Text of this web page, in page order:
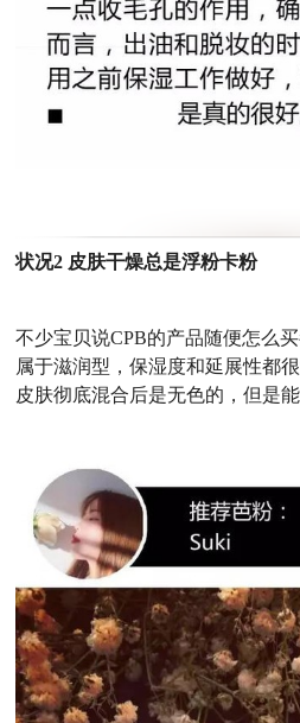
状况2 皮肤干燥总是浮粉卡粉
不少宝贝说CPB的产品随便怎么
属于滋润型，保湿度和延展性都
皮肤彻底混合后是无色的，但是